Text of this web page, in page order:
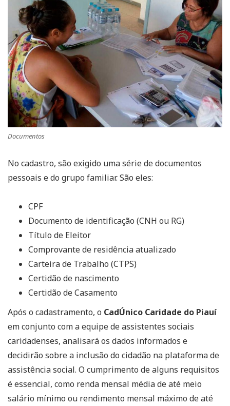
Documentos
No cadastro, são exigido uma série de documentos
pessoais e do grupo familiar. São eles:
CPF
Documento de identificação (CNH ou RG)
Título de Eleitor
Comprovante de residência atualizado
Carteira de Trabalho (CTPS)
Certidão de nascimento
Certidão de Casamento
Após o cadastramento, o CadÚnico Caridade do Piauí
em conjunto com a equipe de assistentes sociais
caridadenses, analisará os dados informados e
decidirão sobre a inclusão do cidadão na plataforma de
assistência social. O cumprimento de alguns requisitos
é essencial, como renda mensal média de até meio
salário mínimo ou rendimento mensal máximo de até